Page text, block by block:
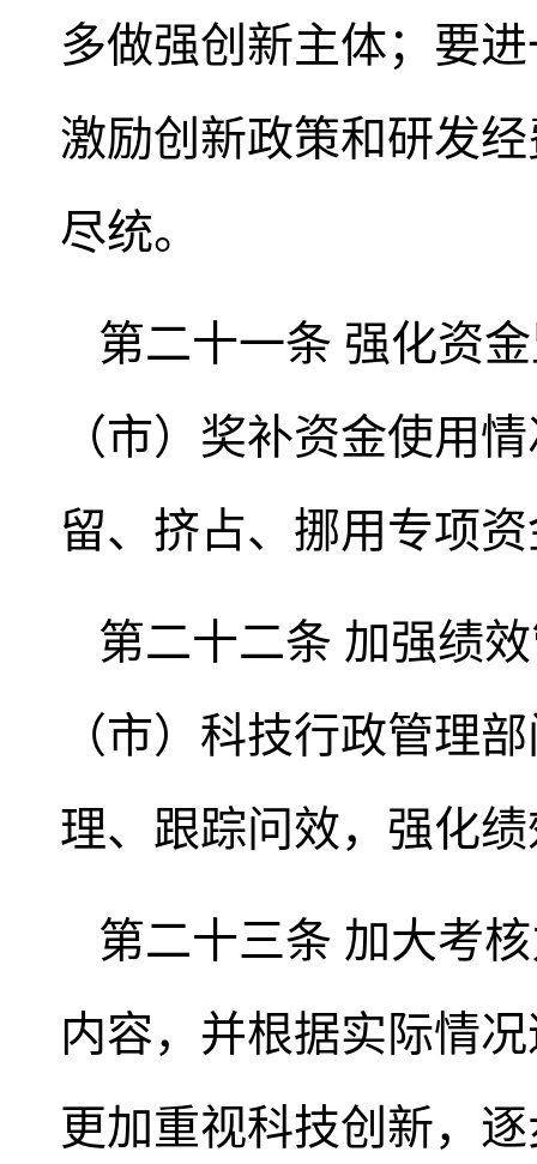
多做强创新主体；要
激励创新政策和研发
尽统。
第二十一条 强化资
（市）奖补资金使用
留、挤占、挪用专项
第二十二条 加强绩
（市）科技行政管理
理、跟踪问效，强化
第二十三条 加大考
内容，并根据实际情
更加重视科技创新，